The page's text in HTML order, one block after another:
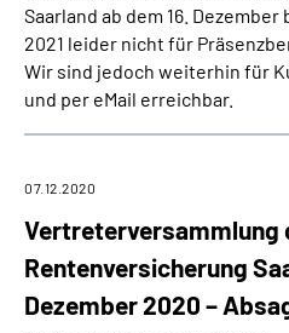
Saarland ab dem 16.
2021 leider nicht für
Wir sind jedoch weiterhin für
und per eMail erreichbar.
Vertreterversammlung
Rentenversicherung
Dezember 2020 –
07.12.2020